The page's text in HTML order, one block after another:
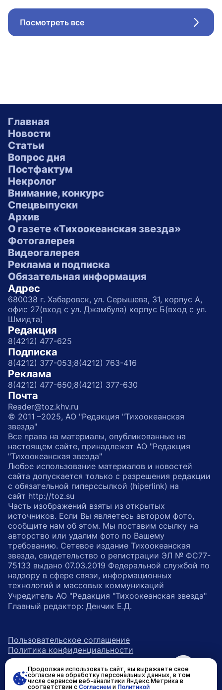
Посмотреть все
Главная
Новости
Статьи
Вопрос дня
Постфактум
Некролог
Внимание, конкурс
Спецвыпуски
Архив
О газете «Тихоокеанская звезда»
Фотогалерея
Видеогалерея
Реклама и подписка
Обязательная информация
Адрес
680038 г. Хабаровск, ул. Серышева, 31, корпус А,
офис 27(вход с ул. Джамбула) корпус Б(вход с ул.
Шмидта)
Редакция
8(4212) 477-625
Подписка
8(4212) 377-053;8(4212) 763-416
Реклама
8(4212) 477-650;8(4212) 377-630
Почта
Reader@toz.khv.ru
© 2011 –2025, АО "Редакция "Тихоокеанская
звезда"
Все права на материалы, опубликованные на
настоящем сайте, принадлежат АО "Редакция
"Тихоокеанская звезда"
Любое использование материалов и новостей
сайта допускается только с разрешения редакции
с обязательной гиперссылкой (hiperlink) на
сайт http://toz.su
Часть изображений взяты из открытых
источников. Если Вы являетесь автором фото,
сообщите нам об этом. Мы поставим ссылку на
авторство или удалим фото по Вашему
требованию. Сетевое издание Тихоокеанская
звезда, свидетельство о регистрации ЭЛ № ФС77-
75133 выдано 07.03.2019 Федеральной службой по
надзору в сфере связи, информационных
технологий и массовых коммуникаций
Учредитель АО "Редакция "Тихоокеанская звезда"
Главный редактор: Денчик Е.Д.
Пользовательское соглашение
Политика конфиденциальности
ссылка на главную
возрастное ограничение 16+
Продолжая использовать сайт, вы выражаете свое
согласие на обработку персональных данных, в том
числе сервисом веб-аналитики Яндекс.Метрика в
соответствии с Согласиеми Политикой